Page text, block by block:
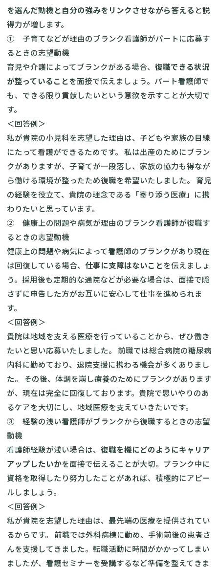
を選んだ動機と自分の強みをリンクさせながら答える と説
得力が増します。
① 子育てなどが理由のブランク看護師がパートに応募す
るときの志望動機
育児や介護によってブランクがある場合、 復職できる状況
が整っていることを面接で伝えましょう。パート看護師で
も、できる限り貢献したいという意欲を示すことが大切で
す。
＜回答例＞
私が貴院の小児科を志望した理由は、子どもや家族の目線
にたって看護ができるためです。 私は出産のためにブラン
クがありますが、子育てが一段落し、家族の協力も得なが
ら働ける環境が整ったため復職を希望いたしました。 育児
の経験を役立て、貴院の理念である「寄り添う医療」に携
わりたいと思っています。
② 健康上の問題や病気が理由のブランク看護師が復職す
るときの志望動機
健康上の問題や病気によって看護師のブランクがあり現在
は回復している場合、 仕事に支障はないことを伝えましょ
う。採用後も定期的な通院などが必要な場合は、面接で隠
さずに申告した方がお互いに安心して仕事を進められま
す。
＜回答例＞
貴院は地域を支える医療を行っていることから、ぜひ働き
たいと思い応募いたしました。 前職では総合病院の糖尿病
内科に勤めており、退院支援に携わる機会が多くありまし
た。 その後、体調を崩し療養のためにブランクがあります
が、現在は完全に回復しております。貴院で思いやりのあ
るケアを大切にし、地域医療を支えていきたいです。
③ 経験の浅い看護師がブランクから復職するときの志望
動機
看護師経験が浅い場合は、 復職を機にどのようにキャリア
アップしたいかを面接で伝えることが大切。ブランク中に
資格を取得したり努力したことがあれば、積極的にアピー
ルしましょう。
＜回答例＞
私が貴院を志望した理由は、最先端の医療を提供されてい
るからです。 前職では外科病棟に勤め、手術前後の患者さ
んを支援してきました。転職活動に時間がかかってしまい
ましたが、看護セミナーを受講するなど準備を整えてきま